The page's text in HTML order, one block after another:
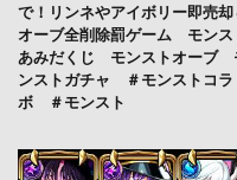
で！リンネやアイボリー即売却
オーブ全削除罰ゲーム モンス
あみだくじ モンストオーブ
ンストガチャ ＃モンストコラ
ボ ＃モンスト